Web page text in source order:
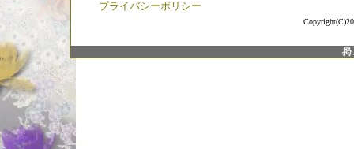
プライバシーポリシー